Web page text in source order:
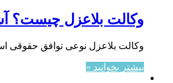
وکالت بلاعزل چیست؟
وکالت بلاعزل نوعی توافق حقوقی
بیشتر بخوانید »